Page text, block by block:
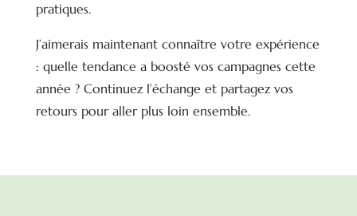
pratiques.
J’aimerais maintenant connaître votre expérience
: quelle tendance a boosté vos campagnes cette
année ? Continuez l’échange et partagez vos
retours pour aller plus loin ensemble.